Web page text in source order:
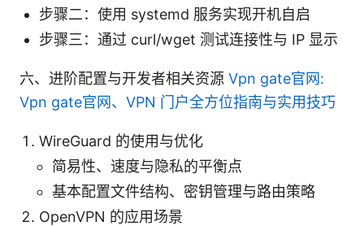
步骤二：使用 systemd 服务实现开机自启
步骤三：通过 curl/wget 测试连接性与 IP 显示
六、进阶配置与开发者相关资源 Vpn gate官网:
Vpn gate官网、VPN 门户全方位指南与实用技巧
WireGuard 的使用与优化
简易性、速度与隐私的平衡点
基本配置文件结构、密钥管理与路由策略
OpenVPN 的应用场景